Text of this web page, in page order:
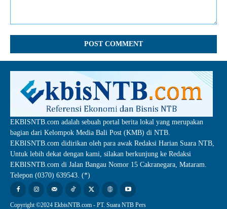
EKBISNTB.com adalah sebuah portal berita lokal yang merupakan
bagian dari Kelompok Media Bali Post (KMB) di NTB.
EKBISNTB.com didirikan oleh para awak Redaksi Harian Suara NTB,
Untuk lebih dekat dengan kami, silakan berkunjung ke Redaksi
EKBISNTB.com di Jalan Bangau Nomor 15 Cakranegara, Mataram.
Telepon (0370) 639543. (*)
Copyright ©2024 EkbisNTB.com - PT. Suara NTB Pers